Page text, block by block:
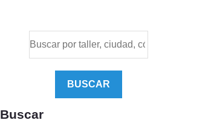
BUSCAR
Buscar